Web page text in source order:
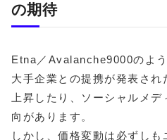
の期待
Etna／Avalanche9000のよ
大手企業との提携が発表さ
上昇したり、ソーシャルメ
向があります。
しかし、価格変動は必ずし